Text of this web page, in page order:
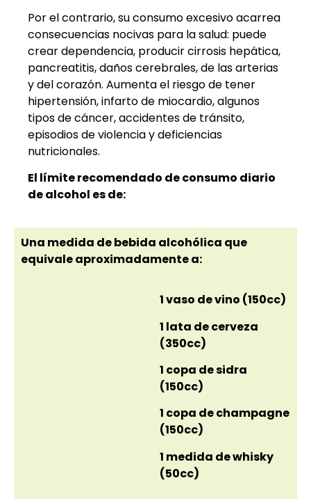
Por el contrario, su consumo excesivo acarrea
consecuencias nocivas para la salud: puede
crear dependencia, producir cirrosis hepática,
pancreatitis, daños cerebrales, de las arterias
y del corazón. Aumenta el riesgo de tener
hipertensión, infarto de miocardio, algunos
tipos de cáncer, accidentes de tránsito,
episodios de violencia y deficiencias
nutricionales.
El límite recomendado de consumo diario
de alcohol es de:
Una medida de bebida alcohólica que
equivale aproximadamente a:
1 vaso de vino (150cc)
1 lata de cerveza
(350cc)
1 copa de sidra
(150cc)
1 copa de champagne
(150cc)
1 medida de whisky
(50cc)